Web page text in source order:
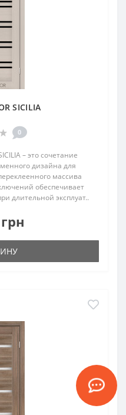
SICILIA
0
– это сочетание
дизайна для
массива
обеспечивает
длительной эксплуат..